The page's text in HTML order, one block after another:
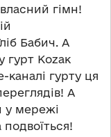
гімн!
Бабич. А
гурт Коzак
каналі гурту ця
А
у мережі